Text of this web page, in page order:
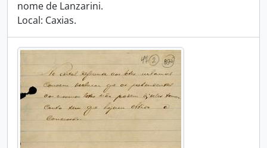
nome de Lanzarini.
Local: Caxias.